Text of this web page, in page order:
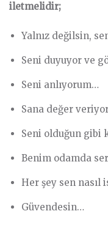
iletmelidir;
Yalnız değilsin,
Seni duyuyor ve
Seni anlıyorum…
Sana değer
Seni olduğun gibi
Benim odamda
Her şey sen
Güvendesin…